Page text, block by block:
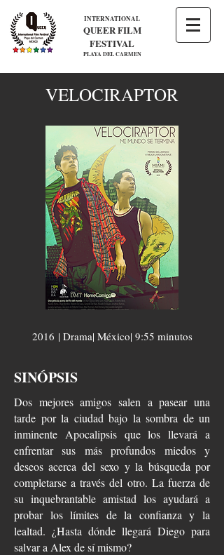
INTERNATIONAL
QUEER FILM
FESTIVAL
PLAYA DEL CARMEN
VELOCIRAPTOR
2016 | Drama| México| 9:55 minutos
SINÓPSIS
Dos mejores amigos salen a pasear una
tarde por la ciudad bajo la sombra de un
inminente Apocalipsis que los llevará a
enfrentar sus más profundos miedos y
deseos acerca del sexo y la búsqueda por
completarse a través del otro. La fuerza de
su inquebrantable amistad los ayudará a
probar los límites de la confianza y la
lealtad. ¿Hasta dónde llegará Diego para
salvar a Alex de sí mismo?